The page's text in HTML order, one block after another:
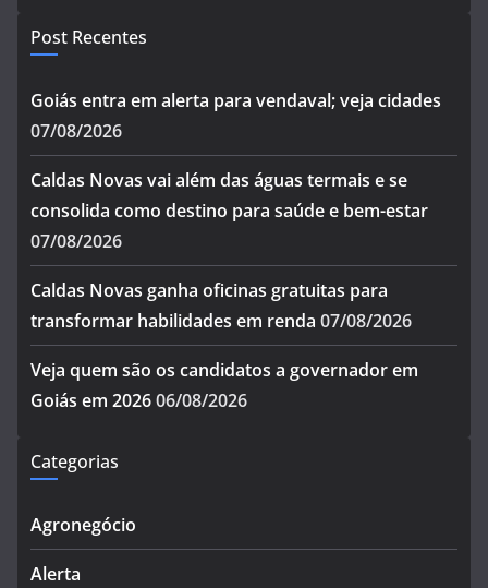
Post Recentes
Goiás entra em alerta para vendaval; veja cidades
07/08/2026
Caldas Novas vai além das águas termais e se
consolida como destino para saúde e bem-estar
07/08/2026
Caldas Novas ganha oficinas gratuitas para
transformar habilidades em renda 07/08/2026
Veja quem são os candidatos a governador em
Goiás em 202606/08/2026
Categorias
Agronegócio
Alerta